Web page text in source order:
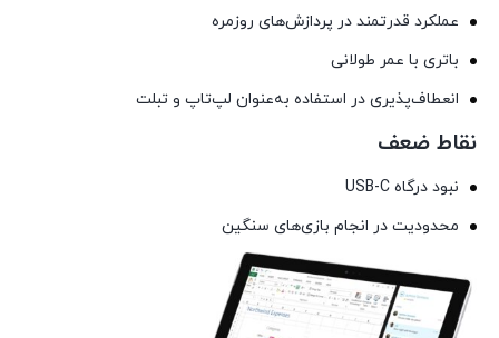
عملکرد قدرتمند در پردازش‌های روزمره
باتری با عمر طولانی
انعطاف‌پذیری در استفاده به‌عنوان لپ‌تاپ و تبلت
نقاط ضعف
نبود درگاه USB-C
محدودیت در انجام بازی‌های سنگین